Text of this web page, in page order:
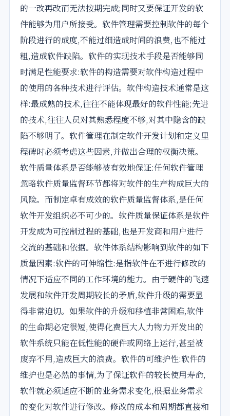
的一改再改而无法按期完成;同时又要保证开发的软
件能够为用户所接受。软件管理需要控制软件的每个
阶段进行的成度,不能过细造成时间的浪费,也不能过
粗,造成软件缺陷。软件的实现技术手段是否能够同
时满足性能要求:软件的构造需要对软件构造过程中
的使用的各种技术进行评估。软件构造技术通常是这
样:最成熟的技术,往往不能体现最好的软件性能;先进
的技术,往往人员对其熟悉程度不够,对其中隐含的缺
陷不够明了。软件管理在制定软件开发计划和定义里
程碑时必须考虑这些因素,并做出合理的权衡决策。
软件质量体系是否能够被有效地保证:任何软件管理
忽略软件质量监督环节都将对软件的生产构成巨大的
风险。而制定卓有成效的软件质量监督体系,是任何
软件开发组织必不可少的。软件质量保证体系是软件
开发成为可控制过程的基础,也是开发商和用户进行
交流的基础和依据。软件体系结构影响到软件的如下
质量因素:软件的可伸缩性:是指软件在不进行修改的
情况下适应不同的工作环境的能力。由于硬件的飞速
发展和软件开发周期较长的矛盾,软件升级的需要显
得非常迫切。如果软件的升级和移植非常困难,软件
的生命期必定很短,使得化费巨大人力物力开发出的
软件系统只能在低性能的硬件或网络上运行,甚至被
废弃不用,造成巨大的浪费。软件的可维护性:软件的
维护也是必然的事情,为了保证软件的较长使用寿命,
软件就必须适应不断的业务需求变化,根据业务需求
的变化对软件进行修改。修改的成本和周期都直接和